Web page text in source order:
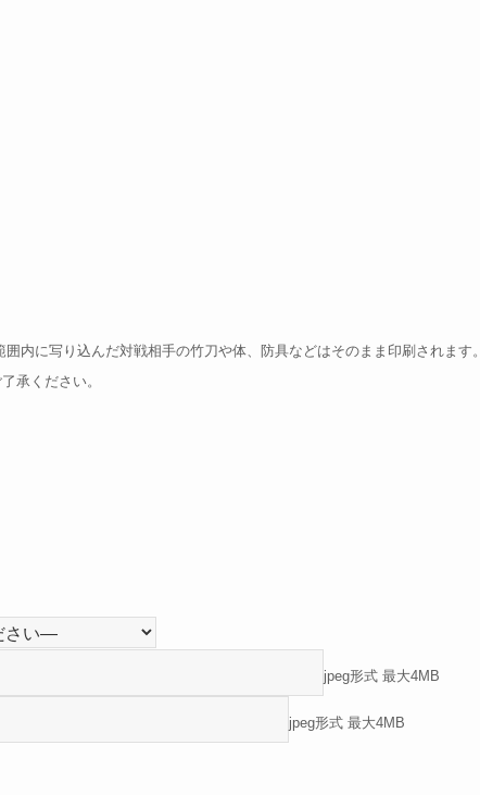
囲内に写り込んだ対戦相手の竹刀や体、防具などはそのまま印刷されます。
承ください。
jpeg形式 最大4MB
jpeg形式 最大4MB